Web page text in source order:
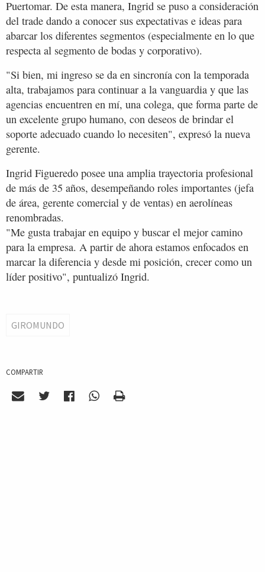
Puertomar. De esta manera, Ingrid se puso a consideración
del trade dando a conocer sus expectativas e ideas para
abarcar los diferentes segmentos (especialmente en lo que
respecta al segmento de bodas y corporativo).
"Si bien, mi ingreso se da en sincronía con la temporada
alta, trabajamos para continuar a la vanguardia y que las
agencias encuentren en mí, una colega, que forma parte de
un excelente grupo humano, con deseos de brindar el
soporte adecuado cuando lo necesiten", expresó la nueva
gerente.
Ingrid Figueredo posee una amplia trayectoria profesional
de más de 35 años, desempeñando roles importantes (jefa
de área, gerente comercial y de ventas) en aerolíneas
renombradas.
"Me gusta trabajar en equipo y buscar el mejor camino
para la empresa. A partir de ahora estamos enfocados en
marcar la diferencia y desde mi posición, crecer como un
líder positivo", puntualizó Ingrid.
GIROMUNDO
COMPARTIR